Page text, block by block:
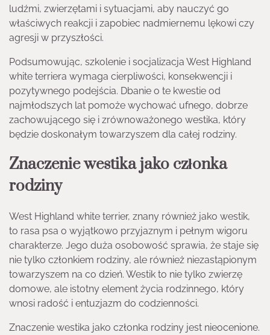
ludźmi, zwierzętami i sytuacjami, aby nauczyć go
właściwych reakcji i zapobiec nadmiernemu lękowi czy
agresji w przyszłości.
Podsumowując, szkolenie i socjalizacja West Highland
white terriera wymaga cierpliwości, konsekwencji i
pozytywnego podejścia. Dbanie o te kwestie od
najmłodszych lat pomoże wychować ufnego, dobrze
zachowującego się i zrównoważonego westika, który
będzie doskonałym towarzyszem dla całej rodziny.
Znaczenie westika jako członka
rodziny
West Highland white terrier, znany również jako westik,
to rasa psa o wyjątkowo przyjaznym i pełnym wigoru
charakterze. Jego duża osobowość sprawia, że staje się
nie tylko członkiem rodziny, ale również niezastąpionym
towarzyszem na co dzień. Westik to nie tylko zwierzę
domowe, ale istotny element życia rodzinnego, który
wnosi radość i entuzjazm do codzienności.
Znaczenie westika jako członka rodziny jest nieocenione.